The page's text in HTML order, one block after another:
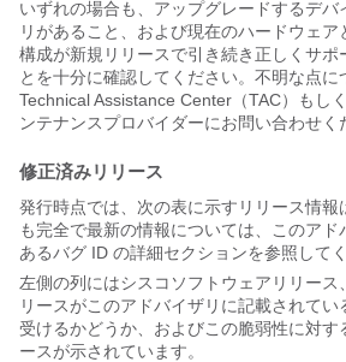
いずれの場合も、アップグレードするデバ
リがあること、および現在のハードウェア
構成が新規リリースで引き続き正しくサポ
とを十分に確認してください。不明な点に
Technical Assistance Center（TAC）もし
ンテナンスプロバイダーにお問い合わせく
修正済みリリース
発行時点では、次の表に示すリリース情報
も完全で最新の情報については、このアド
あるバグ ID の詳細セクションを参照してく
左側の列にはシスコソフトウェアリリース
リースがこのアドバイザリに記載されてい
受けるかどうか、およびこの脆弱性に対す
ースが示されています。